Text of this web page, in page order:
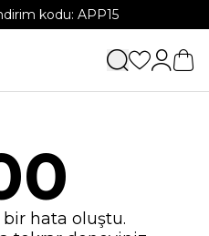
kodu: APP15
hata oluştu.